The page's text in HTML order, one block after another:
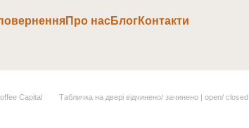
Про насБлогКонтакти
Capital Табличка на двері відчинено/ зачинено | open/ closed